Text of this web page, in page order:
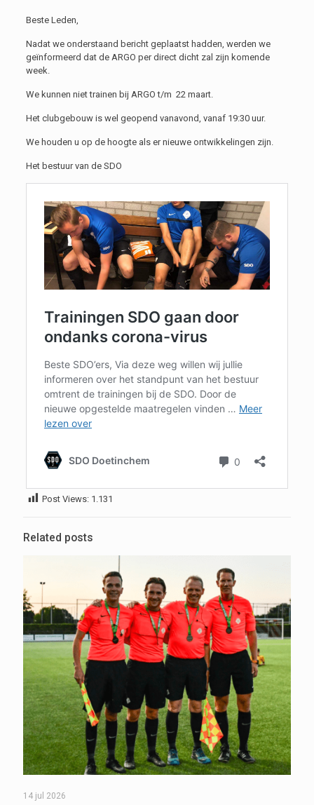
Beste Leden,
Nadat we onderstaand bericht geplaatst hadden, werden we
geïnformeerd dat de ARGO per direct dicht zal zijn komende
week.
We kunnen niet trainen bij ARGO t/m 22 maart.
Het clubgebouw is wel geopend vanavond, vanaf 19:30 uur.
We houden u op de hoogte als er nieuwe ontwikkelingen zijn.
Het bestuur van de SDO
Post Views: 1.131
Related posts
14 jul 2026